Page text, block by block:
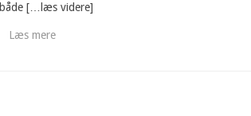
både […læs videre]
Læs mere